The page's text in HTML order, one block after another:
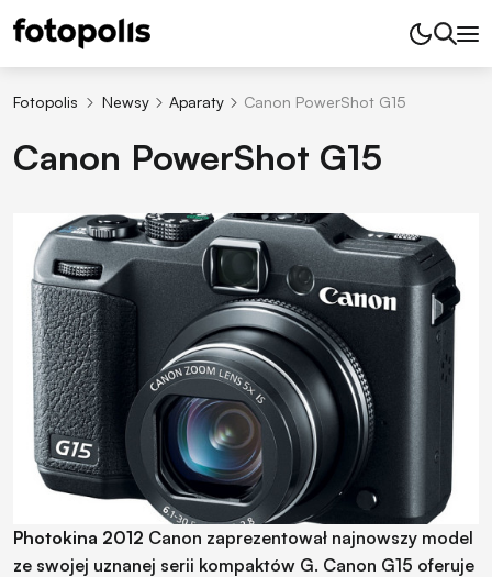
Fotopolis Newsy Aparaty Canon PowerShot G15
Canon PowerShot G15
Photokina 2012 Canon zaprezentował najnowszy model
ze swojej uznanej serii kompaktów G. Canon G15 oferuje